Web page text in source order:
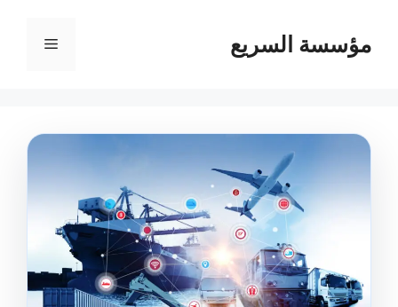
مؤسسة السريع القائمة